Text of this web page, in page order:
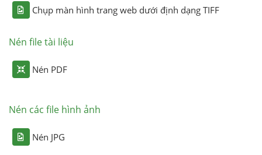
Chụp màn hình trang web dưới định dạng TIFF
Nén file tài liệu
Nén PDF
Nén các file hình ảnh
Nén JPG